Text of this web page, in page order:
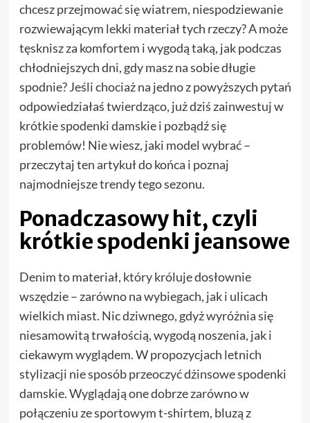
chcesz przejmować się wiatrem, niespodziewanie
rozwiewającym lekki materiał tych rzeczy? A może
tęsknisz za komfortem i wygodą taką, jak podczas
chłodniejszych dni, gdy masz na sobie długie
spodnie? Jeśli chociaż na jedno z powyższych pytań
odpowiedziałaś twierdząco, już dziś zainwestuj w
krótkie spodenki damskie i pozbądź się
problemów! Nie wiesz, jaki model wybrać –
przeczytaj ten artykuł do końca i poznaj
najmodniejsze trendy tego sezonu.
Ponadczasowy hit, czyli
krótkie spodenki jeansowe
Denim to materiał, który króluje dosłownie
wszędzie – zarówno na wybiegach, jak i ulicach
wielkich miast. Nic dziwnego, gdyż wyróżnia się
niesamowitą trwałością, wygodą noszenia, jak i
ciekawym wyglądem. W propozycjach letnich
stylizacji nie sposób przeoczyć dżinsowe spodenki
damskie. Wyglądają one dobrze zarówno w
połączeniu ze sportowym t-shirtem, bluzą z